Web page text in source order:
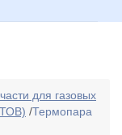
для газовых
/Термопара